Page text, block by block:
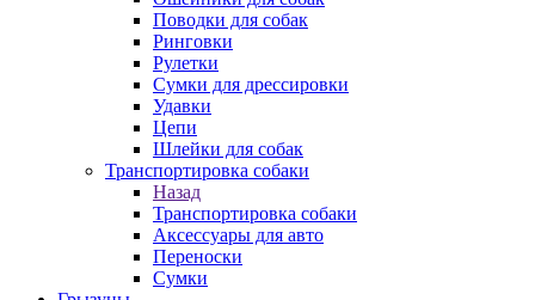
Поводки для собак
Ринговки
Рулетки
Сумки для дрессировки
Удавки
Цепи
Шлейки для собак
Транспортировка собаки
Назад
Транспортировка собаки
Аксессуары для авто
Переноски
Сумки